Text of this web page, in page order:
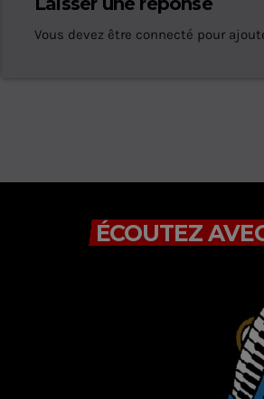
Vous devez être connecté pour
ÉCOUTEZ